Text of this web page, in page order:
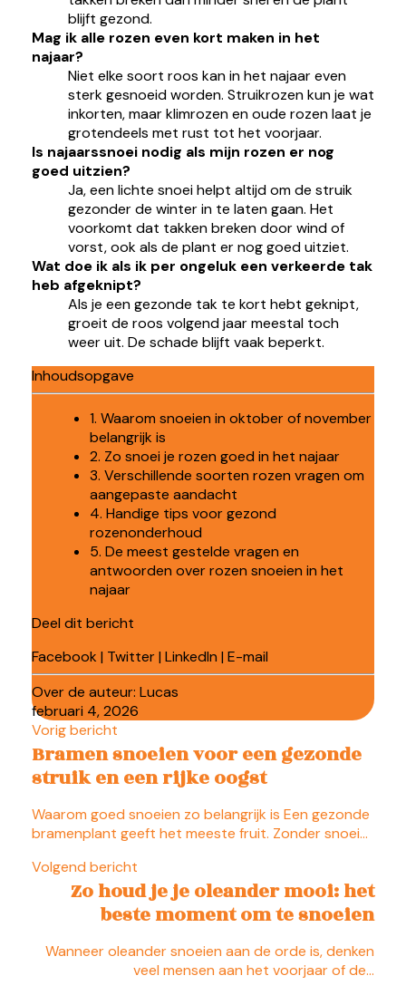
blijft gezond.
Mag ik alle rozen even kort maken in het
najaar?
Niet elke soort roos kan in het najaar even
sterk gesnoeid worden. Struikrozen kun je wat
inkorten, maar klimrozen en oude rozen laat je
grotendeels met rust tot het voorjaar.
Is najaarssnoei nodig als mijn rozen er nog
goed uitzien?
Ja, een lichte snoei helpt altijd om de struik
gezonder de winter in te laten gaan. Het
voorkomt dat takken breken door wind of
vorst, ook als de plant er nog goed uitziet.
Wat doe ik als ik per ongeluk een verkeerde tak
heb afgeknipt?
Als je een gezonde tak te kort hebt geknipt,
groeit de roos volgend jaar meestal toch
weer uit. De schade blijft vaak beperkt.
Inhoudsopgave
1. Waarom snoeien in oktober of november
belangrijk is
2. Zo snoei je rozen goed in het najaar
3. Verschillende soorten rozen vragen om
aangepaste aandacht
4. Handige tips voor gezond
rozenonderhoud
5. De meest gestelde vragen en
antwoorden over rozen snoeien in het
najaar
Deel dit bericht
Facebook| Twitter| LinkedIn | E-mail
Over de auteur: Lucas
februari 4, 2026
Vorig bericht
Bramen snoeien voor een gezonde
struik en een rijke oogst
Waarom goed snoeien zo belangrijk is Een gezonde
bramenplant geeft het meeste fruit. Zonder snoei…
Volgend bericht
Zo houd je je oleander mooi: het
beste moment om te snoeien
Wanneer oleander snoeien aan de orde is, denken
veel mensen aan het voorjaar of de…